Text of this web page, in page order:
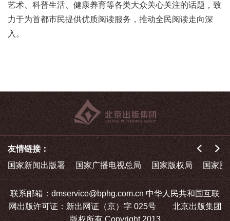
艺术、科普生活、健康养育等各类大众关心关注的话题，致
力于为首都市民提供优质阅读服务，推动全民阅读走向深
入。
友情链接：
国家新闻出版署
国家广播电视总局 国家版权局 国家图
联系邮箱：dmservice@bphg.com.cn 中华人民共和国互联
网出版许可证：新出网证（京）字 025号 北京出版集团